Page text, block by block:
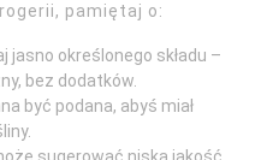
pamiętaj o:
jasno określonego składu –
bez dodatków.
być podana, abyś miał